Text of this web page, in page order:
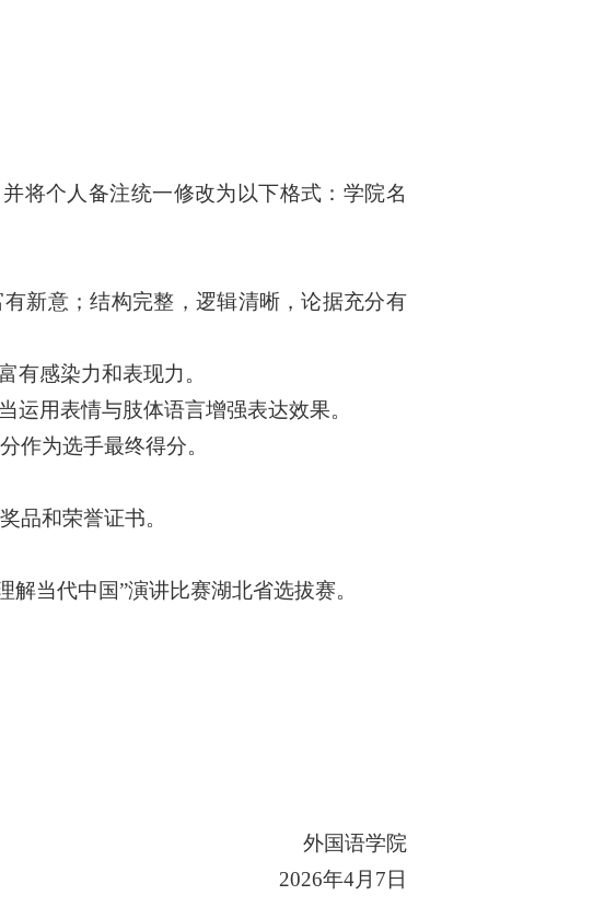
并将个人备注统一修改为以下格式：学院名
新意；结构完整，逻辑清晰，论据充分有
有感染力和表现力。
运用表情与肢体语言增强表达效果。
作为选手最终得分。
品和荣誉证书。
解当代中国”演讲比赛湖北省选拔赛。
外国语学院
2026年4月7日